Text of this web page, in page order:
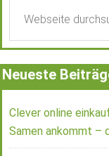
Neueste
Clever online
Samen ankommt –